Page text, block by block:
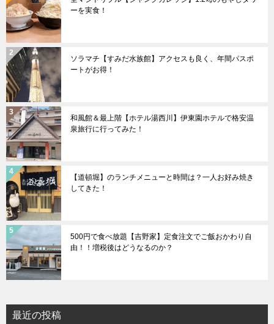
ーを実食！
ソラマチ【すみだ水族館】アクセスも良く、年間パスポ
ートがお得！
和風館＆最上階【ホテル湯西川】伊東園ホテルで格安温
泉旅行に行ってみた！
【道頓堀】のランチメニューと時間は？一人お好み焼き
してきた！
500円で食べ放題【吉野家】定食注文でご飯おかわり自
由！！増税後はどうなるのか？
最近の投稿